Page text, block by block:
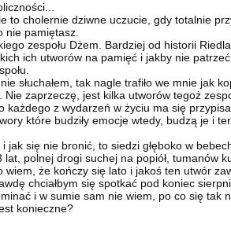
to cholernie dziwne uczucie, gdy totalnie
nie pamiętasz.
zespołu Dżem. Bardziej od historii
ich utworów na pamięć i jakby nie
słuchałem, tak nagle trafiło we mnie jak
Nie zaprzeczę, jest kilka utworów tegoż
każdego z wydarzeń w życiu ma się
które budziły emocje wtedy, budzą je i
jak się nie bronić, to siedzi głęboko w
polnej drogi suchej na popiół, tumanów
wiem, że kończy się lato i jakoś ten utwór
chciałbym się spotkać pod koniec
i w sumie sam nie wiem, po co się tak
konieczne?